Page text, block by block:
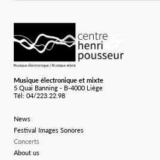
Musique électronique et mixte
5 Quai Banning - B-4000 Liège
Tél: 04/223.22.98
News
Festival Images Sonores
Concerts
About us